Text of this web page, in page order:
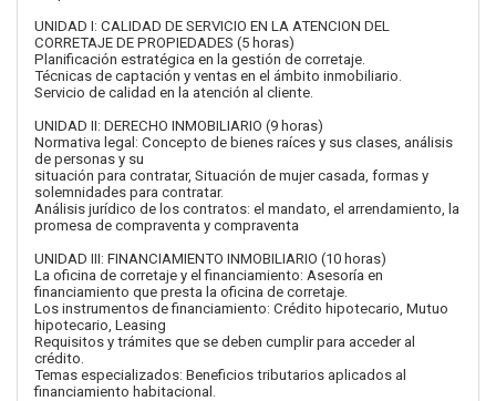
UNIDAD I: CALIDAD DE SERVICIO EN LA ATENCION DEL
CORRETAJE DE PROPIEDADES (5 horas)
Planificación estratégica en la gestión de corretaje.
Técnicas de captación y ventas en el ámbito inmobiliario.
Servicio de calidad en la atención al cliente.
UNIDAD II: DERECHO INMOBILIARIO (9 horas)
Normativa legal: Concepto de bienes raíces y sus clases, análisis
de personas y su
situación para contratar, Situación de mujer casada, formas y
solemnidades para contratar.
Análisis jurídico de los contratos: el mandato, el arrendamiento, la
promesa de compraventa y compraventa
UNIDAD III: FINANCIAMIENTO INMOBILIARIO (10 horas)
La oficina de corretaje y el financiamiento: Asesoría en
financiamiento que presta la oficina de corretaje.
Los instrumentos de financiamiento: Crédito hipotecario, Mutuo
hipotecario, Leasing
Requisitos y trámites que se deben cumplir para acceder al
crédito.
Temas especializados: Beneficios tributarios aplicados al
financiamiento habitacional.